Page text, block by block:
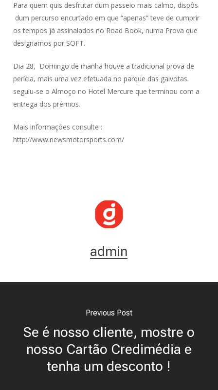
Para quem quis desfrutar dum passeio mais calmo, dispôs
dum percurso encurtado em que “apenas” teve de cumprir
os tempos já assinalados no Road Book, numa Prova que
designamos por SOFT.
Dia 28, Domingo de manhã houve a tradicional prova de
perícia, mais uma vez efetuada no parque das gaivotas.
seguiu-se o Almoço no Hotel Mercure que terminou com a
entrega dos prémios.
Mais informações consulte :
http://www.newsmotorsports.com/
admin
Previous Post
Se é nosso cliente, mostre o
nosso Cartão Credimédia e
tenha um desconto !